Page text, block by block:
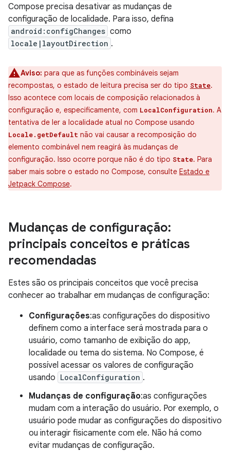
Compose precisa desativar as mudanças de
configuração de localidade. Para isso, defina
android:configChanges como
locale|layoutDirection .
Aviso: para que as funções combináveis sejam
recompostas, o estado de leitura precisa ser do tipo State.
Isso acontece com locais de composição relacionados à
configuração e, especificamente, com LocalConfiguration. A
tentativa de ler a localidade atual no Compose usando
Locale.getDefault não vai causar a recomposição do
elemento combinável nem reagirá às mudanças de
configuração. Isso ocorre porque não é do tipo State. Para
saber mais sobre o estado no Compose, consulte Estado e
Jetpack Compose.
Mudanças de configuração:
principais conceitos e práticas
recomendadas
Estes são os principais conceitos que você precisa
conhecer ao trabalhar em mudanças de configuração:
Configurações:as configurações do dispositivo
definem como a interface será mostrada para o
usuário, como tamanho de exibição do app,
localidade ou tema do sistema. No Compose, é
possível acessar os valores de configuração
usando LocalConfiguration .
Mudanças de configuração:as configurações
mudam com a interação do usuário. Por exemplo, o
usuário pode mudar as configurações do dispositivo
ou interagir fisicamente com ele. Não há como
evitar mudanças de configuração.